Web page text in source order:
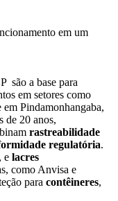
são a base para
em setores como
Pindamonhangaba,
de 20 anos,
rastreabilidade
regulatória.
, e lacres
como Anvisa e
para contêineres,